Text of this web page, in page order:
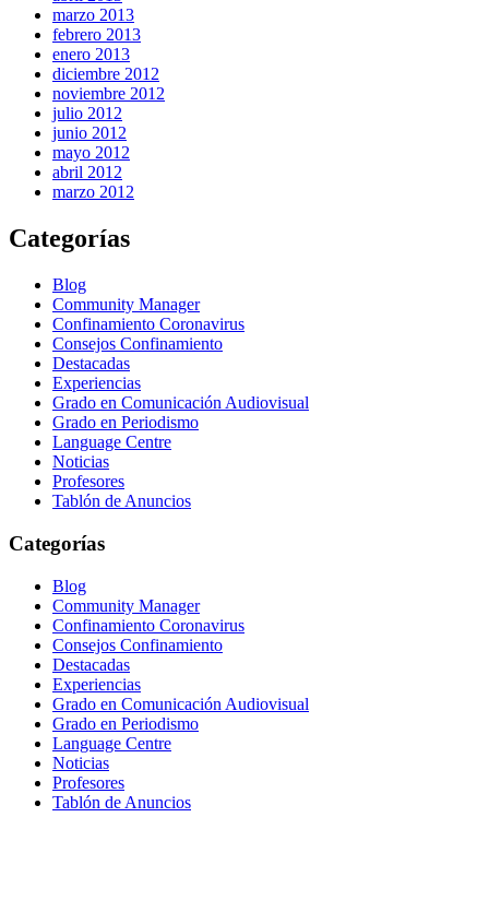
marzo 2013
febrero 2013
enero 2013
diciembre 2012
noviembre 2012
julio 2012
junio 2012
mayo 2012
abril 2012
marzo 2012
Categorías
Blog
Community Manager
Confinamiento Coronavirus
Consejos Confinamiento
Destacadas
Experiencias
Grado en Comunicación Audiovisual
Grado en Periodismo
Language Centre
Noticias
Profesores
Tablón de Anuncios
Categorías
Blog
Community Manager
Confinamiento Coronavirus
Consejos Confinamiento
Destacadas
Experiencias
Grado en Comunicación Audiovisual
Grado en Periodismo
Language Centre
Noticias
Profesores
Tablón de Anuncios